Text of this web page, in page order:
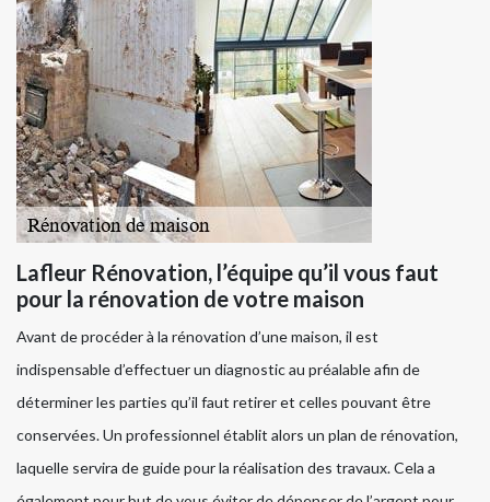
Lafleur Rénovation, l’équipe qu’il vous faut
pour la rénovation de votre maison
Avant de procéder à la rénovation d’une maison, il est
indispensable d’effectuer un diagnostic au préalable afin de
déterminer les parties qu’il faut retirer et celles pouvant être
conservées. Un professionnel établit alors un plan de rénovation,
laquelle servira de guide pour la réalisation des travaux. Cela a